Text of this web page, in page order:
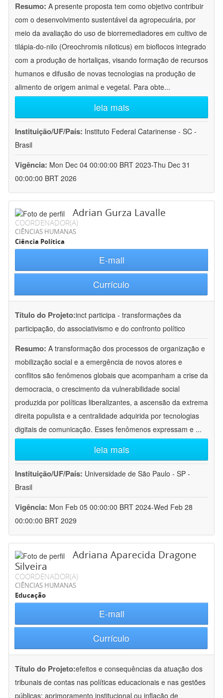
Resumo: A presente proposta tem como objetivo contribuir
com o desenvolvimento sustentável da agropecuária, por
meio da avaliação do uso de biorremediadores em cultivo de
tilápia-do-nilo (Oreochromis niloticus) em bioflocos integrado
com a produção de hortaliças, visando formação de recursos
humanos e difusão de novas tecnologias na produção de
alimento de origem animal e vegetal. Para obte...
leia mais
Instituição/UF/País: Instituto Federal Catarinense - SC -
Brasil
Vigência: Mon Dec 04 00:00:00 BRT 2023-Thu Dec 31
00:00:00 BRT 2026
Adrian Gurza Lavalle
COORDENADOR(A)
CIÊNCIAS HUMANAS
Ciência Política
E-mail
Currículo
Título do Projeto:inct participa - transformações da
participação, do associativismo e do confronto político
Resumo: A transformação dos processos de organização e
mobilização social e a emergência de novos atores e
conflitos são fenômenos globais que acompanham a crise da
democracia, o crescimento da vulnerabilidade social
produzida por políticas liberalizantes, a ascensão da extrema
direita populista e a centralidade adquirida por tecnologias
digitais de comunicação. Esses fenômenos expressam e ...
leia mais
Instituição/UF/País: Universidade de São Paulo - SP -
Brasil
Vigência: Mon Feb 05 00:00:00 BRT 2024-Wed Feb 28
00:00:00 BRT 2029
Adriana Aparecida Dragone
Silveira
COORDENADOR(A)
CIÊNCIAS HUMANAS
Educação
E-mail
Currículo
Título do Projeto:efeitos e consequências da atuação dos
tribunais de contas nas políticas educacionais e nas gestões
públicas: aprimoramento institucional ou inflação de